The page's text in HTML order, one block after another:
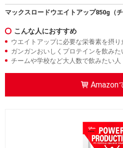
マックスロードウエイトアップ850g（チ
こんな人におすすめ
ウエイトアップに必要な栄養素を摂り
ガンガンおいしくプロテインを飲みた
チームや学校など大人数で飲みたい人
Amazon